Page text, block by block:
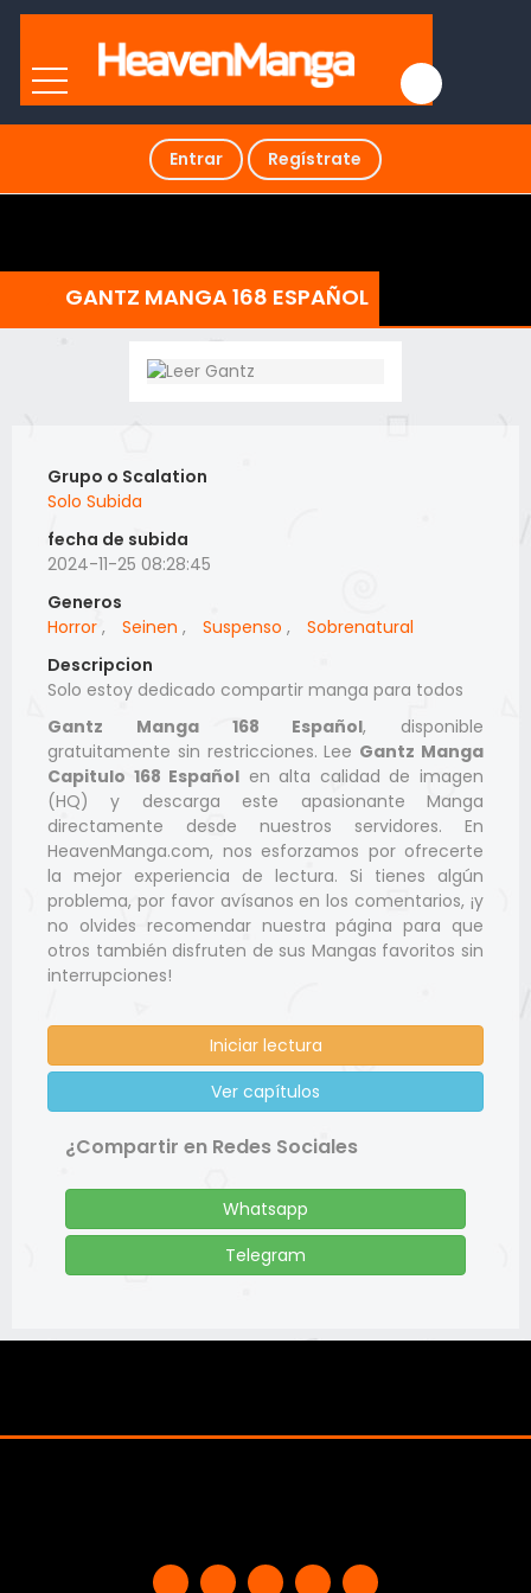
Entrar Regístrate
GANTZ MANGA 168 ESPAÑOL
Grupo o Scalation
Solo Subida
fecha de subida
2024-11-25 08:28:45
Generos
Horror , Seinen , Suspenso ,
Sobrenatural
Descripcion
Solo estoy dedicado compartir manga para todos
Gantz Manga 168 Español, disponible
gratuitamente sin restricciones. Lee Gantz Manga
Capitulo 168 Español en alta calidad de imagen
(HQ) y descarga este apasionante Manga
directamente desde nuestros servidores. En
HeavenManga.com, nos esforzamos por ofrecerte
la mejor experiencia de lectura. Si tienes algún
problema, por favor avísanos en los comentarios, ¡y
no olvides recomendar nuestra página para que
otros también disfruten de sus Mangas favoritos sin
interrupciones!
Iniciar lectura
Ver capítulos
¿Compartir en Redes Sociales
Whatsapp
Telegram